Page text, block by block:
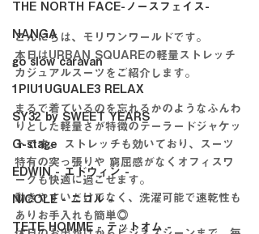
THE NORTH FACE-ノースフェイス-
NANGA
go slow caravan
1PIU1UGUALE3 RELAX
SY32 by SWEET YEARS
G-stage
EDWIN - エドウィン -
NICOLE - ニコル -
TETE HOMME - テットオム -
こんにちは、モリワンワールドです。
本日はURBAN SQUAREの軽量ストレッチ
カジュアルスーツをご紹介します。
まるで着ているのを忘れるかのようなふんわ
りとした軽量さが特徴のテーラードジャケッ
トです。 ストレッチも効いており、スーツ
特有の突っ張りや 窮屈感がなくオフィスワ
ークも快適に過ごせます。
動きやすいだけでなく、洗濯可能で速乾性も
ありお手入れも簡単◎